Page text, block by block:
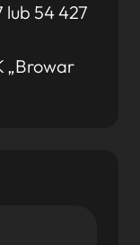
lub 54 427
„Browar